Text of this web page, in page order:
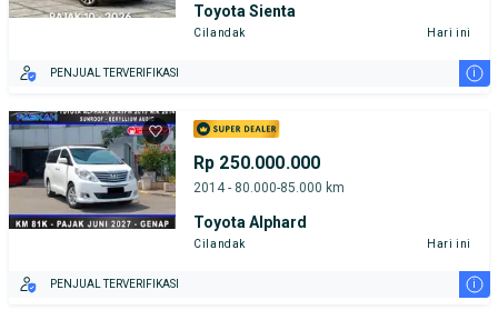
Toyota Sienta
Cilandak Hari ini
PENJUAL TERVERIFIKASI i
Rp 250.000.000
2014 - 80.000-85.000 km
Toyota Alphard
Cilandak Hari ini
PENJUAL TERVERIFIKASI i